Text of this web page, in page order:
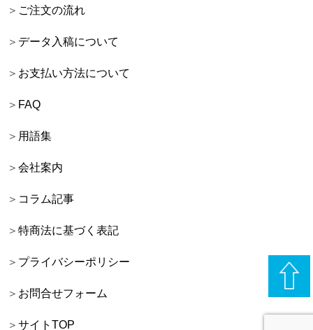
ご注文の流れ
データ入稿について
お支払い方法について
FAQ
用語集
会社案内
コラム記事
特商法に基づく表記
プライバシーポリシー
お問合せフォーム
サイトTOP